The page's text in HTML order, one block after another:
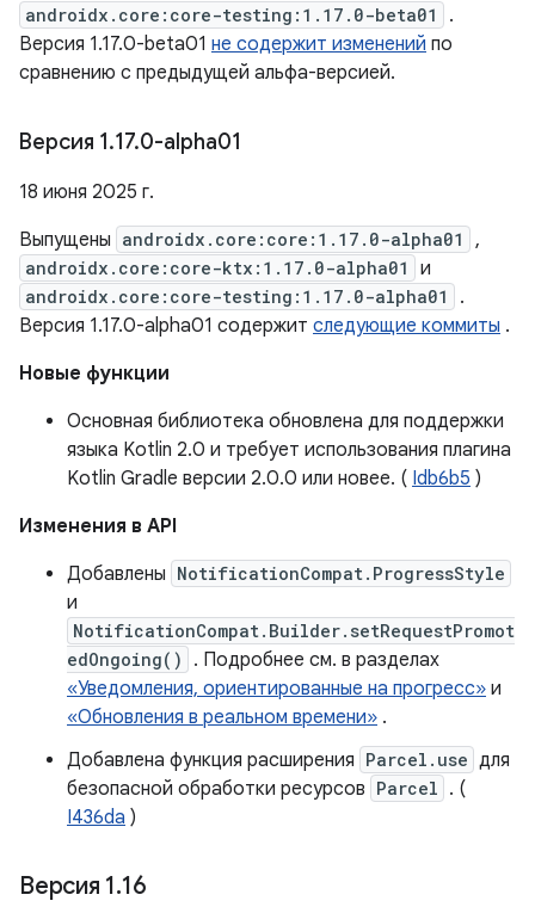
androidx.core:core-testing:1.17.0-beta01
.
Версия 1.17.0-beta01 не содержит изменений по
сравнению с предыдущей альфа-версией.
Версия 1.17.0-alpha01
18 июня 2025 г.
Выпущены androidx.core:core:1.17.0-alpha01 ,
androidx.core:core-ktx:1.17.0-alpha01 и
androidx.core:core-testing:1.17.0-alpha01
.
Версия 1.17.0-alpha01 содержит следующие коммиты .
Новые функции
Основная библиотека обновлена ​​для поддержки
языка Kotlin 2.0 и требует использования плагина
Kotlin Gradle версии 2.0.0 или новее. ( Idb6b5 )
Изменения в API
Добавлены NotificationCompat.ProgressStyle
и
NotificationCompat.Builder.setRequestPromot
edOngoing()
. Подробнее см. в разделах
«Уведомления, ориентированные на прогресс» и
«Обновления в реальном времени» .
Добавлена ​​функция расширения Parcel.use для
безопасной обработки ресурсов Parcel . (
I436da )
Версия 1.16